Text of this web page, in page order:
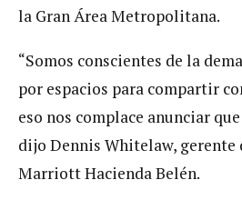
la Gran Área Metropolitana.
“Somos conscientes de la
por espacios para compartir
eso nos complace anunciar
dijo Dennis Whitelaw, gerente
Marriott Hacienda Belén.